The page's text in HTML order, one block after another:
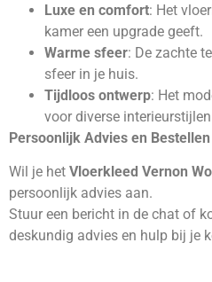
Luxe en comfort: Het
kamer een upgrade geeft.
Warme sfeer: De zachte
sfeer in je huis.
Tijdloos ontwerp: Het
voor diverse
Persoonlijk Advies en Bestellen
Wil je het Vloerkleed Vernon
persoonlijk advies aan.
Stuur een bericht in de chat of
deskundig advies en hulp bij je